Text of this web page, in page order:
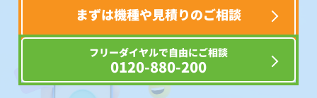
まずは機種や見積りのご相談
フリーダイヤルで自由にご相談
0120-880-200